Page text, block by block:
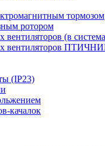
тормозом
ротором
вентиляторов (в
вентиляторов
(IP23)
качалок